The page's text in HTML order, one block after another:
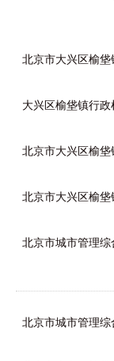
北京市大兴区榆垡
大兴区榆垡镇行
北京市大兴区榆垡
北京市大兴区榆垡
北京市城市管理
北京市城市管理